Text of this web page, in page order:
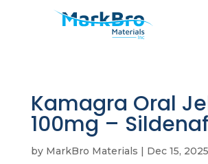
Kamagra Oral
100mg –
by MarkBro Materials | Dec 15, 2025